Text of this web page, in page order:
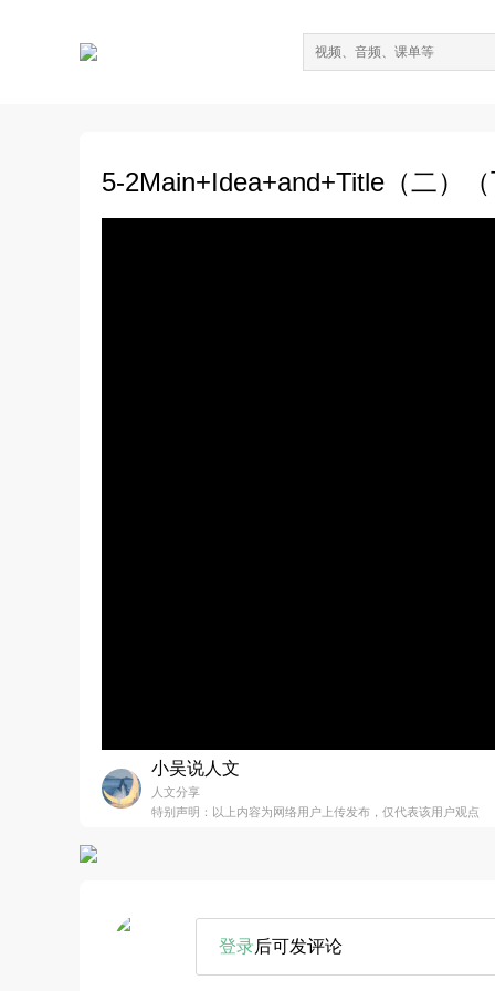
5-2Main+Idea+and+Title（二）（
小吴说人文
人文分享
特别声明：以上内容为网络用户上传发布，仅代表该用户观点
登录后可发评论